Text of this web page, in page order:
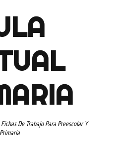
De Trabajo Para Preescolar Y
Primaria